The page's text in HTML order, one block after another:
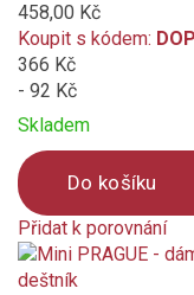
458,00 Kč
Koupit s kódem:
366 Kč
- 92 Kč
Skladem
Do košíku
Přidat k porovnání
Product
is